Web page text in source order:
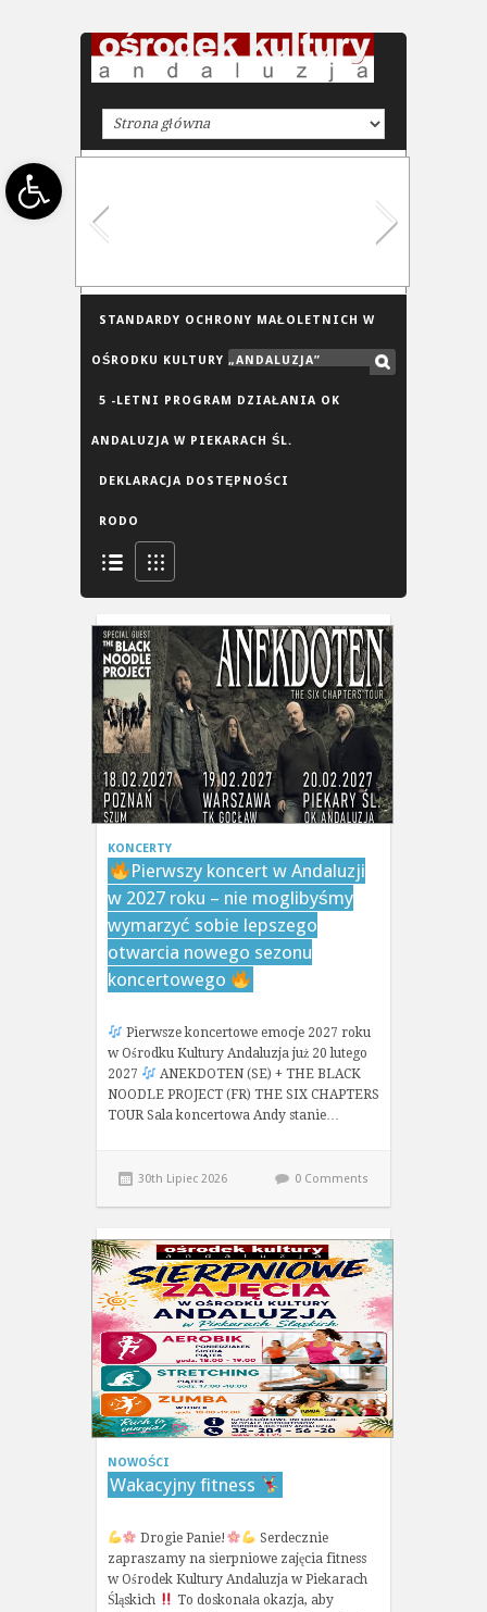
Open toolbar
STANDARDY OCHRONY MAŁOLETNICH W
OŚRODKU KULTURY „ANDALUZJA”
5 -LETNI PROGRAM DZIAŁANIA OK
ANDALUZJA W PIEKARACH ŚL.
DEKLARACJA DOSTĘPNOŚCI
RODO
KONCERTY
Pierwszy koncert w Andaluzji
w 2027 roku – nie moglibyśmy
wymarzyć sobie lepszego
otwarcia nowego sezonu
koncertowego
Pierwsze koncertowe emocje 2027 roku
w Ośrodku Kultury Andaluzja już 20 lutego
2027
ANEKDOTEN (SE) + THE BLACK
NOODLE PROJECT (FR) THE SIX CHAPTERS
TOUR Sala koncertowa Andy stanie…
30th Lipiec 2026 0 Comments
NOWOŚCI
Wakacyjny fitness
Drogie Panie!
Serdecznie
zapraszamy na sierpniowe zajęcia fitness
w Ośrodek Kultury Andaluzja w Piekarach
Śląskich
To doskonała okazja, aby